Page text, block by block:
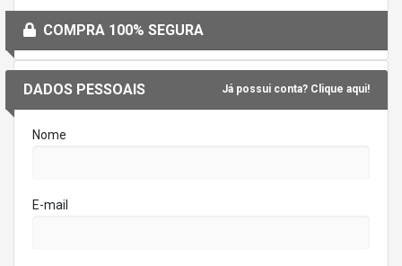
DADOS PESSOAIS Já possui conta? Clique aqui!
Nome
E-mail
COMPRA 100% SEGURA